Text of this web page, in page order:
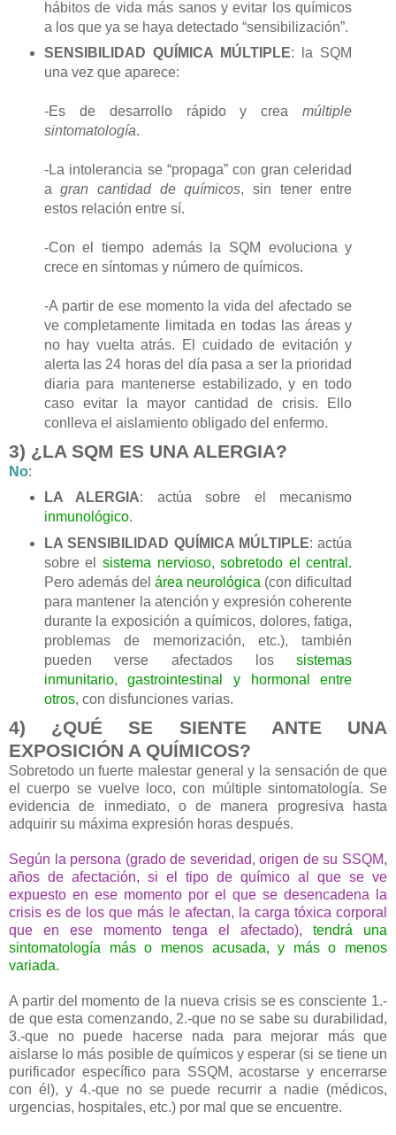
hábitos de vida más sanos y evitar los químicos
a los que ya se haya detectado “sensibilización”.
SENSIBILIDAD QUÍMICA MÚLTIPLE: la SQM
una vez que aparece:
-Es de desarrollo rápido y creamúltiple
sintomatología.
-La intolerancia se “propaga” con gran celeridad
agran cantidad de químicos, sin tener entre
estos relación entre sí.
-Con el tiempo además la SQM evoluciona y
crece en síntomas y número de químicos.
-A partir de ese momento la vida del afectado se
ve completamente limitada en todas las áreas y
no hay vuelta atrás. El cuidado de evitación y
alerta las 24 horas del día pasa a ser la prioridad
diaria para mantenerse estabilizado, y en todo
caso evitar la mayor cantidad de crisis. Ello
conlleva el aislamiento obligado del enfermo.
3) ¿LA SQM ES UNA ALERGIA?
No:
LA ALERGIA: actúa sobre el mecanismo
inmunológico.
LA SENSIBILIDAD QUÍMICA MÚLTIPLE: actúa
sobre el sistema nervioso, sobretodo el central.
Pero además del área neurológica (con dificultad
para mantener la atención y expresión coherente
durante la exposición a químicos, dolores, fatiga,
problemas de memorización, etc.), también
pueden verse afectados lossistemas
inmunitario, gastrointestinal y hormonal
entre
otros, con disfunciones varias.
4) ¿QUÉ SE SIENTE ANTE UNA
EXPOSICIÓN A QUÍMICOS?
Sobretodo un fuerte malestar general y la sensación de que
el cuerpo se vuelve loco, con múltiple sintomatología. Se
evidencia de inmediato, o de manera progresiva hasta
adquirir su máxima expresión horas después.
Según la persona (grado de severidad, origen de su SSQM,
años de afectación, si el tipo de químico al que se ve
expuesto en ese momento por el que se desencadena la
crisis es de los que más le afectan, la carga tóxica corporal
que en ese momento tenga el afectado),
tendrá una
sintomatología más o menos acusada, y más o menos
variada.
A partir del momento de la nueva crisis se es consciente 1.-
de que esta comenzando, 2.-que no se sabe su durabilidad,
3.-que no puede hacerse nada para mejorar más que
aislarse lo más posible de químicos y esperar (si se tiene un
purificador específico para SSQM, acostarse y encerrarse
con él), y 4.-que no se puede recurrir a nadie (médicos,
urgencias, hospitales, etc.) por mal que se encuentre.